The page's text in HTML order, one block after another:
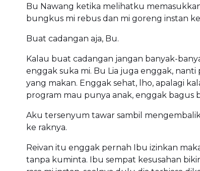
Bu Nawang ketika melihatku
bungkus mi rebus dan mi goreng instan
Buat cadangan aja, Bu.
Kalau buat cadangan jangan banyak-
enggak suka mi. Bu Lia juga enggak, nanti
yang makan. Enggak sehat, lho, apalagi
program mau punya anak, enggak bagus
Aku tersenyum tawar sambil
ke raknya.
Reivan itu enggak pernah Ibu izinkan
tanpa kuminta. Ibu sempat kesusahan